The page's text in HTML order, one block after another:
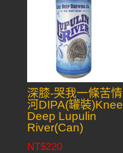
深膝-哭我一條苦情
河DIPA(罐裝)Knee
Deep Lupulin
River(Can)
NT$220